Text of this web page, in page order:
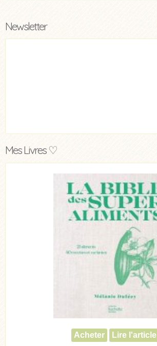
Newsletter
Mes Livres ♡
Acheter Lire l'article